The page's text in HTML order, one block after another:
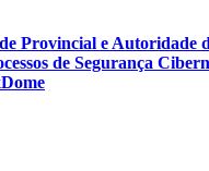
Provincial e Autoridade
de Segurança